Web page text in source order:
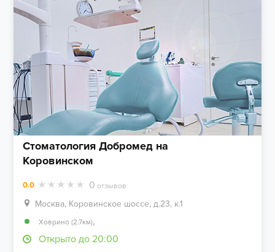
Стоматология Добромед на
Коровинском
0.0 0 отзывов
Москва, Коровинское шоссе, д.23, к.1
Ховрино (2.7км),
Открыто до 20:00